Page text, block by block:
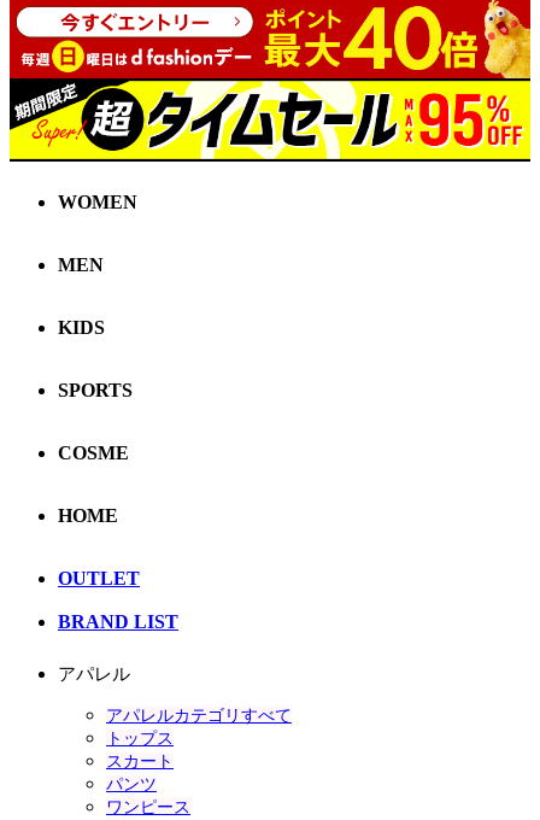
WOMEN
MEN
KIDS
SPORTS
COSME
HOME
OUTLET
BRAND LIST
アパレル
アパレルカテゴリすべて
トップス
スカート
パンツ
ワンピース